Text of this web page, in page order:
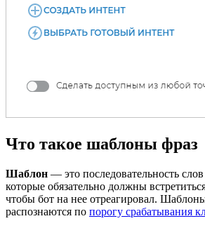
Что такое шаблоны фраз
Шаблон — это последовательность
которые обязательно должны
чтобы бот на нее отреагировал.
распознаются по порогу срабатывания